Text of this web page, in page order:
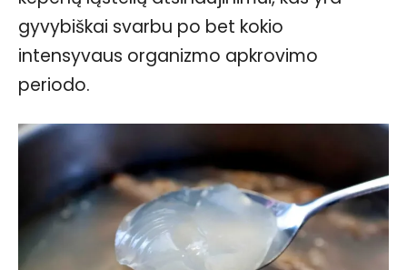
gyvybiškai svarbu po bet kokio
intensyvaus organizmo apkrovimo
periodo.